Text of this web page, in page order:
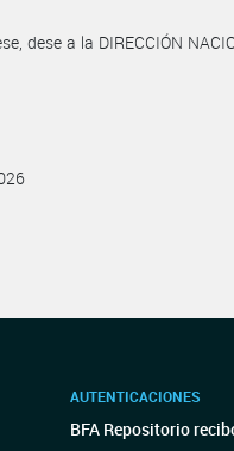
dese a la DIRECCIÓN
AUTENTICACIONES
BFA Repositorio